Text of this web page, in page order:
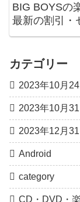
BIG BOYSの
最新の割引・
カテゴリー
2023年10月
2023年10月
2023年12月
Android
category
CD・DVD・